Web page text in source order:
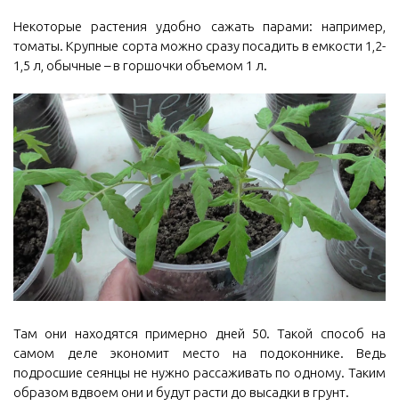
Некоторые растения удобно сажать парами: например,
томаты. Крупные сорта можно сразу посадить в емкости 1,2-
1,5 л, обычные – в горшочки объемом 1 л.
Там они находятся примерно дней 50. Такой способ на
самом деле экономит место на подоконнике. Ведь
подросшие сеянцы не нужно рассаживать по одному. Таким
образом вдвоем они и будут расти до высадки в грунт.